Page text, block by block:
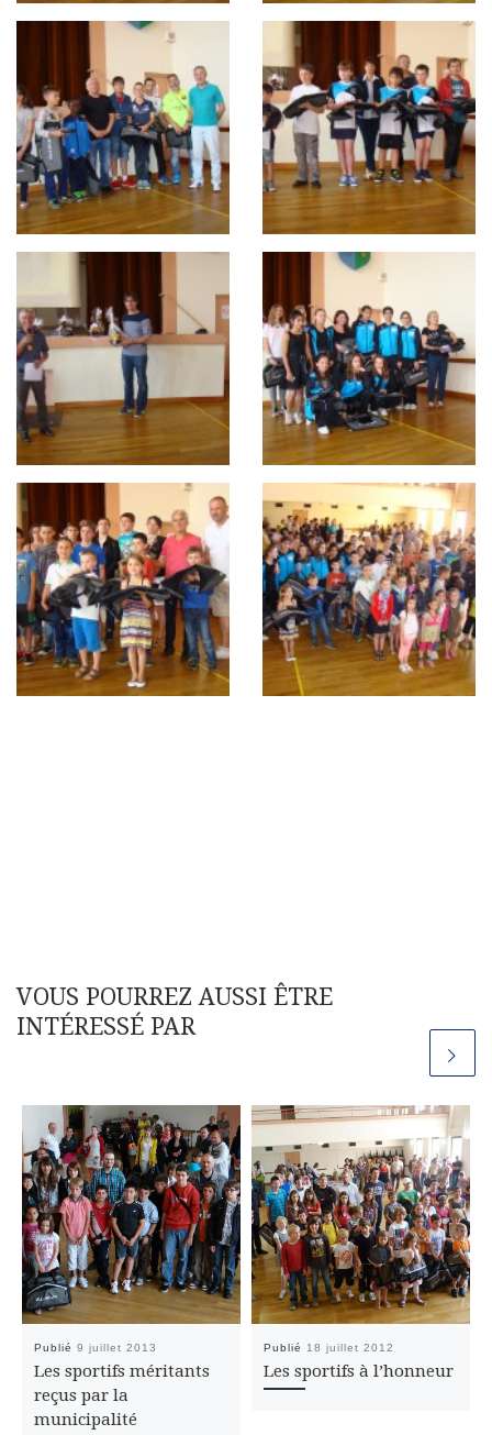
VOUS POURREZ AUSSI ÊTRE
INTÉRESSÉ PAR
Publié 9 juillet 2013
Les sportifs méritants
reçus par la
municipalité
Publié 18 juillet 2012
Les sportifs à l’honneur